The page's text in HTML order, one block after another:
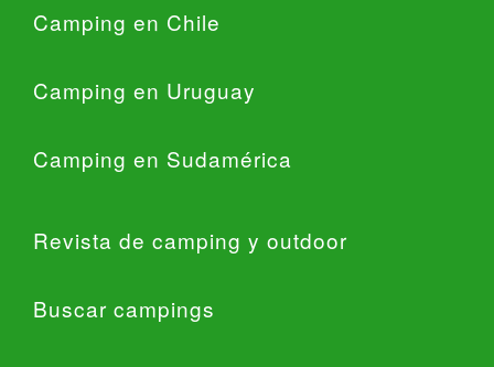
Camping en Chile
Camping en Uruguay
Camping en Sudamérica
Revista de camping y outdoor
Buscar campings